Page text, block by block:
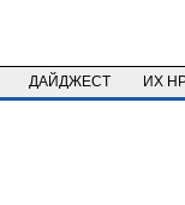
ДАЙДЖЕСТ ИХ